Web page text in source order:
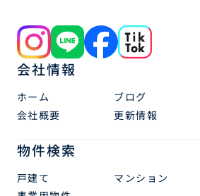
会社情報
ホーム ブログ
会社概要
更新情報
物件検索
戸建て マンション